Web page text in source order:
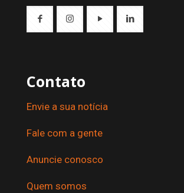
Contato
Envie a sua notícia
Fale com a gente
Anuncie conosco
Quem somos